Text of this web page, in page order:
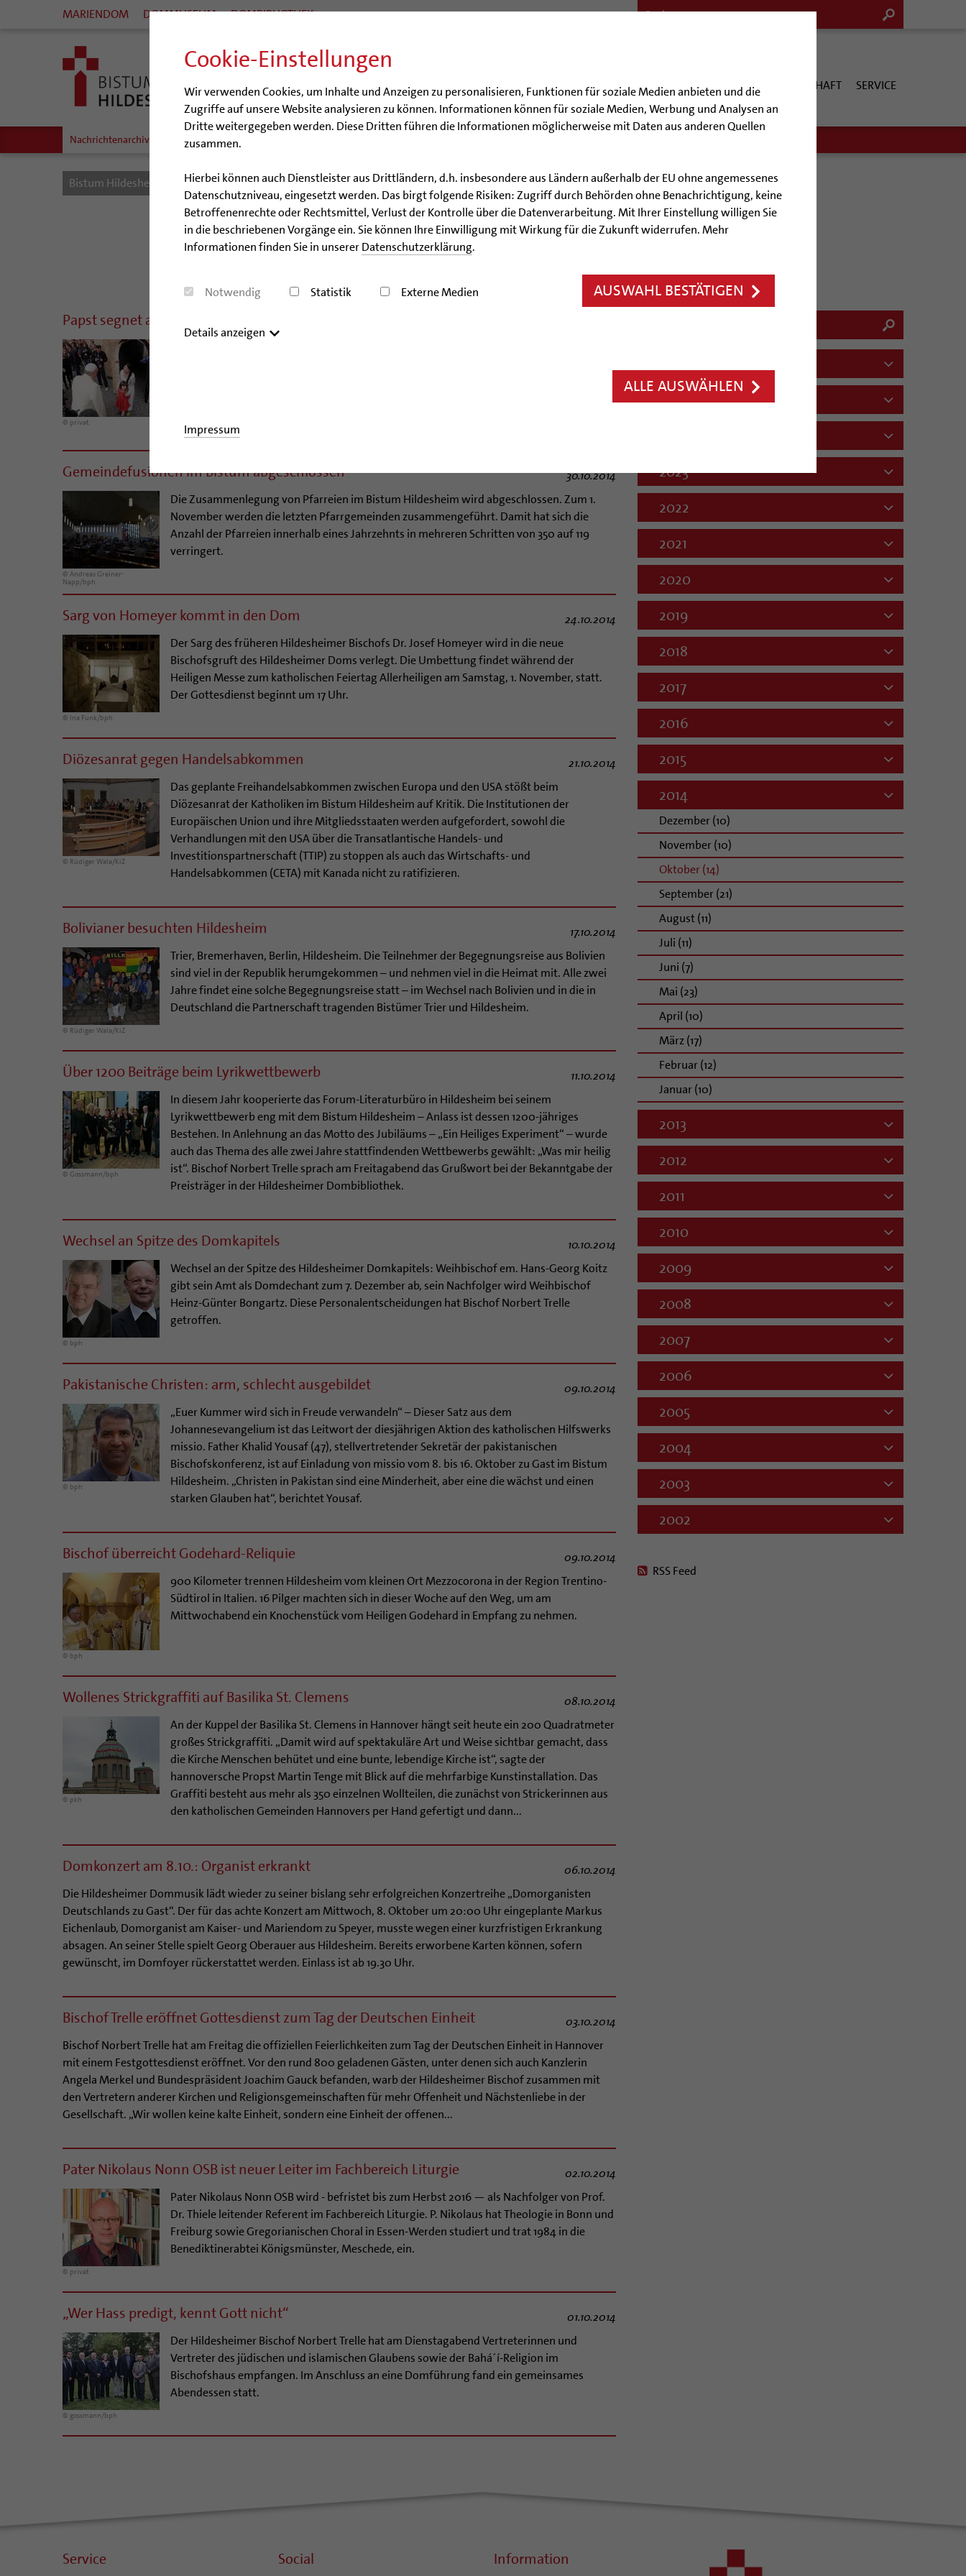
Cookie-Einstellungen
Wir verwenden Cookies, um Inhalte und Anzeigen zu personalisieren, Funktionen für soziale Medien anbieten und die
Zugriffe auf unsere Website analysieren zu können. Informationen können für soziale Medien, Werbung und Analysen an
Dritte weitergegeben werden. Diese Dritten führen die Informationen möglicherweise mit Daten aus anderen Quellen
zusammen.
Hierbei können auch Dienstleister aus Drittländern, d.h. insbesondere aus Ländern außerhalb der EU ohne angemessenes
Datenschutzniveau, eingesetzt werden. Das birgt folgende Risiken: Zugriff durch Behörden ohne Benachrichtigung, keine
Betroffenenrechte oder Rechtsmittel, Verlust der Kontrolle über die Datenverarbeitung. Mit Ihrer Einstellung willigen Sie
in die beschriebenen Vorgänge ein. Sie können Ihre Einwilligung mit Wirkung für die Zukunft widerrufen. Mehr
Informationen finden Sie in unsererDatenschutzerklärung.
Notwendig Statistik Externe Medien AUSWAHL BESTÄTIGEN
Details anzeigen
ALLE AUSWÄHLEN
Impressum
MARIENDOM DOMMUSEUM DOMBIBLIOTHEK
BISTUM BERATUNG & HILFE BILDUNG & KULTUR KIRCHE & GESELLSCHAFT SERVICE
Nachrichtenarchiv Audio/Podcasts
Bistum Hildesheim Bistum Nachrichten Nachrichtenarchiv
Nachrichtenarchiv
der Bischöflichen Pressestelle Hildesheim (bph)
Papst segnet aufblasbaren Dom
© privat
Gemeindefusionen im Bistum abgeschlossen 30.10.2014
© Andreas Greiner-
Napp/bph
Die Zusammenlegung von Pfarreien im Bistum Hildesheim wird abgeschlossen. Zum 1.
November werden die letzten Pfarrgemeinden zusammengeführt. Damit hat sich die
Anzahl der Pfarreien innerhalb eines Jahrzehnts in mehreren Schritten von 350 auf 119
verringert.
Sarg von Homeyer kommt in den Dom 24.10.2014
© Ina Funk/bph
Der Sarg des früheren Hildesheimer Bischofs Dr. Josef Homeyer wird in die neue
Bischofsgruft des Hildesheimer Doms verlegt. Die Umbettung findet während der
Heiligen Messe zum katholischen Feiertag Allerheiligen am Samstag, 1. November, statt.
Der Gottesdienst beginnt um 17 Uhr.
Diözesanrat gegen Handelsabkommen 21.10.2014
© Rüdiger Wala/KiZ
Das geplante Freihandelsabkommen zwischen Europa und den USA stößt beim
Diözesanrat der Katholiken im Bistum Hildesheim auf Kritik. Die Institutionen der
Europäischen Union und ihre Mitgliedsstaaten werden aufgefordert, sowohl die
Verhandlungen mit den USA über die Transatlantische Handels- und
Investitionspartnerschaft (TTIP) zu stoppen als auch das Wirtschafts- und
Handelsabkommen (CETA) mit Kanada nicht zu ratifizieren.
Bolivianer besuchten Hildesheim 17.10.2014
© Rüdiger Wala/KiZ
Trier, Bremerhaven, Berlin, Hildesheim. Die Teilnehmer der Begegnungsreise aus Bolivien
sind viel in der Republik herumgekommen – und nehmen viel in die Heimat mit. Alle zwei
Jahre findet eine solche Begegnungsreise statt – im Wechsel nach Bolivien und in die in
Deutschland die Partnerschaft tragenden Bistümer Trier und Hildesheim.
Über 1200 Beiträge beim Lyrikwettbewerb 11.10.2014
© Gossmann/bph
In diesem Jahr kooperierte das Forum-Literaturbüro in Hildesheim bei seinem
Lyrikwettbewerb eng mit dem Bistum Hildesheim – Anlass ist dessen 1200-jähriges
Bestehen. In Anlehnung an das Motto des Jubiläums – „Ein Heiliges Experiment“ – wurde
auch das Thema des alle zwei Jahre stattfindenden Wettbewerbs gewählt: „Was mir heilig
ist“. Bischof Norbert Trelle sprach am Freitagabend das Grußwort bei der Bekanntgabe der
Preisträger in der Hildesheimer Dombibliothek.
Wechsel an Spitze des Domkapitels 10.10.2014
© bph
Wechsel an der Spitze des Hildesheimer Domkapitels: Weihbischof em. Hans-Georg Koitz
gibt sein Amt als Domdechant zum 7. Dezember ab, sein Nachfolger wird Weihbischof
Heinz-Günter Bongartz. Diese Personalentscheidungen hat Bischof Norbert Trelle
getroffen.
Pakistanische Christen: arm, schlecht ausgebildet 09.10.2014
© bph
„Euer Kummer wird sich in Freude verwandeln“ – Dieser Satz aus dem
Johannesevangelium ist das Leitwort der diesjährigen Aktion des katholischen Hilfswerks
missio. Father Khalid Yousaf (47), stellvertretender Sekretär der pakistanischen
Bischofskonferenz, ist auf Einladung von missio vom 8. bis 16. Oktober zu Gast im Bistum
Hildesheim. „Christen in Pakistan sind eine Minderheit, aber eine die wächst und einen
starken Glauben hat“, berichtet Yousaf.
Bischof überreicht Godehard-Reliquie 09.10.2014
© bph
900 Kilometer trennen Hildesheim vom kleinen Ort Mezzocorona in der Region Trentino-
Südtirol in Italien. 16 Pilger machten sich in dieser Woche auf den Weg, um am
Mittwochabend ein Knochenstück vom Heiligen Godehard in Empfang zu nehmen.
Wollenes Strickgraffiti auf Basilika St. Clemens 08.10.2014
© pkh
An der Kuppel der Basilika St. Clemens in Hannover hängt seit heute ein 200 Quadratmeter
großes Strickgraffiti. „Damit wird auf spektakuläre Art und Weise sichtbar gemacht, dass
die Kirche Menschen behütet und eine bunte, lebendige Kirche ist“, sagte der
hannoversche Propst Martin Tenge mit Blick auf die mehrfarbige Kunstinstallation. Das
Graffiti besteht aus mehr als 350 einzelnen Wollteilen, die zunächst von Strickerinnen aus
den katholischen Gemeinden Hannovers per Hand gefertigt und dann...
Domkonzert am 8.10.: Organist erkrankt
06.10.2014
Die Hildesheimer Dommusik lädt wieder zu seiner bislang sehr erfolgreichen Konzertreihe „Domorganisten
Deutschlands zu Gast“. Der für das achte Konzert am Mittwoch, 8. Oktober um 20:00 Uhr eingeplante Markus
Eichenlaub, Domorganist am Kaiser- und Mariendom zu Speyer, musste wegen einer kurzfristigen Erkrankung
absagen. An seiner Stelle spielt Georg Oberauer aus Hildesheim. Bereits erworbene Karten können, sofern
gewünscht, im Domfoyer rückerstattet werden. Einlass ist ab 19.30 Uhr.
Bischof Trelle eröffnet Gottesdienst zum Tag der Deutschen Einheit
03.10.2014
Bischof Norbert Trelle hat am Freitag die offiziellen Feierlichkeiten zum Tag der Deutschen Einheit in Hannover
mit einem Festgottesdienst eröffnet. Vor den rund 800 geladenen Gästen, unter denen sich auch Kanzlerin
Angela Merkel und Bundespräsident Joachim Gauck befanden, warb der Hildesheimer Bischof zusammen mit
den Vertretern anderer Kirchen und Religionsgemeinschaften für mehr Offenheit und Nächstenliebe in der
Gesellschaft. „Wir wollen keine kalte Einheit, sondern eine Einheit der offenen...
Pater Nikolaus Nonn OSB ist neuer Leiter im Fachbereich Liturgie 02.10.2014
© privat
Pater Nikolaus Nonn OSB wird - befristet bis zum Herbst 2016 — als Nachfolger von Prof.
Dr. Thiele leitender Referent im Fachbereich Liturgie. P. Nikolaus hat Theologie in Bonn und
Freiburg sowie Gregorianischen Choral in Essen-Werden studiert und trat 1984 in die
Benediktinerabtei Königsmünster, Meschede, ein.
„Wer Hass predigt, kennt Gott nicht“ 01.10.2014
© gossmann/bph
Der Hildesheimer Bischof Norbert Trelle hat am Dienstagabend Vertreterinnen und
Vertreter des jüdischen und islamischen Glaubens sowie der Bahá´í-Religion im
Bischofshaus empfangen. Im Anschluss an eine Domführung fand ein gemeinsames
Abendessen statt.
2025
2023
2022
2021
2020
2019
2018
2017
2016
2015
2014
Dezember (10)
November (10)
Oktober (14)
September (21)
August (11)
Juli (11)
Juni (7)
Mai (23)
April (10)
März (17)
Februar (12)
Januar (10)
2013
2012
2011
2010
2009
2008
2007
2006
2005
2004
2003
2002
RSS Feed
Service Social Information